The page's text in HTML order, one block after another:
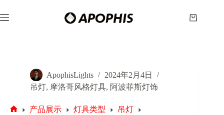
至
购
ApophisLights
2024年2月4日
吊灯, 摩洛哥风格灯具, 阿波菲斯灯饰
产品展示 灯具类型
吊灯